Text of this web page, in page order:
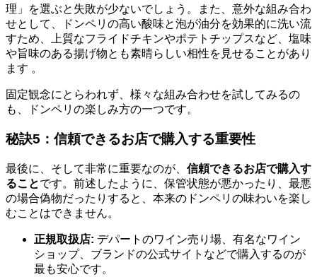
理」を選ぶと失敗が少ないでしょう。また、意外な組み合わ
せとして、ドンペリの高い酸味と泡が油分を効果的に洗い流
すため、上質なフライドチキンやポテトチップスなど、塩味
や旨味のある揚げ物とも素晴らしい相性を見せることがあり
ます 。
固定観念にとらわれず、様々な組み合わせを試してみるの
も、ドンペリの楽しみ方の一つです。
秘訣5：信頼できるお店で購入する重要性
最後に、そして非常に重要なのが、 信頼できるお店で購入す
ることです。前述したように、保管状態が悪かったり、最悪
の場合偽物だったりすると、本来のドンペリの味わいを楽し
むことはできません。
正規取扱店: デパートのワイン売り場、有名なワイン
ショップ、ブランドの公式サイトなどで購入するのが
最も安心です。